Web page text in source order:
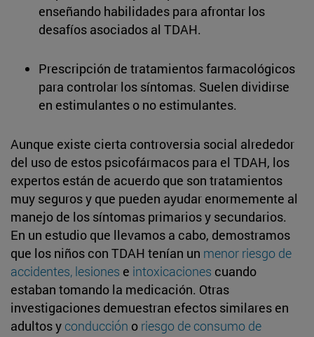
enseñando habilidades para afrontar los
desafíos asociados al TDAH.
Prescripción de tratamientos farmacológicos
para controlar los síntomas. Suelen dividirse
en estimulantes o no estimulantes.
Aunque existe cierta controversia social alrededor
del uso de estos psicofármacos para el TDAH, los
expertos están de acuerdo que son tratamientos
muy seguros y que pueden ayudar enormemente al
manejo de los síntomas primarios y secundarios.
En un estudio que llevamos a cabo, demostramos
que los niños con TDAH tenían un menor riesgo de
accidentes, lesiones e intoxicaciones cuando
estaban tomando la medicación. Otras
investigaciones demuestran efectos similares en
adultos y conducción o riesgo de consumo de